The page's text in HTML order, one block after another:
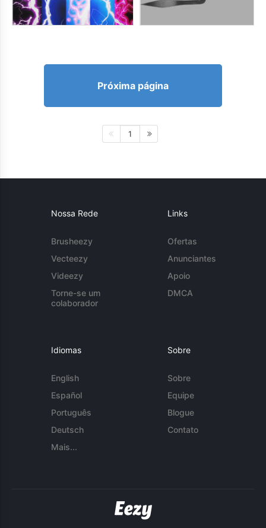
Próxima página
1
Nossa Rede
Brusheezy
Vecteezy
Videezy
Torne-se um
colaborador
Links
Ofertas
Anunciantes
Apoio
DMCA
Idiomas
English
Español
Português
Deutsch
Mais...
Sobre
Sobre
Equipe
Blogue
Contato